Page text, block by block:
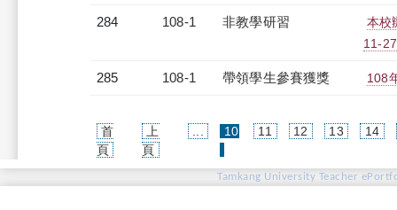
284 108-1 非教學研習
本校
11-
285 108-1 帶領學生參賽獲獎 108
首
頁
上
頁
10
11 12 13 14
Tamkang University Teacher